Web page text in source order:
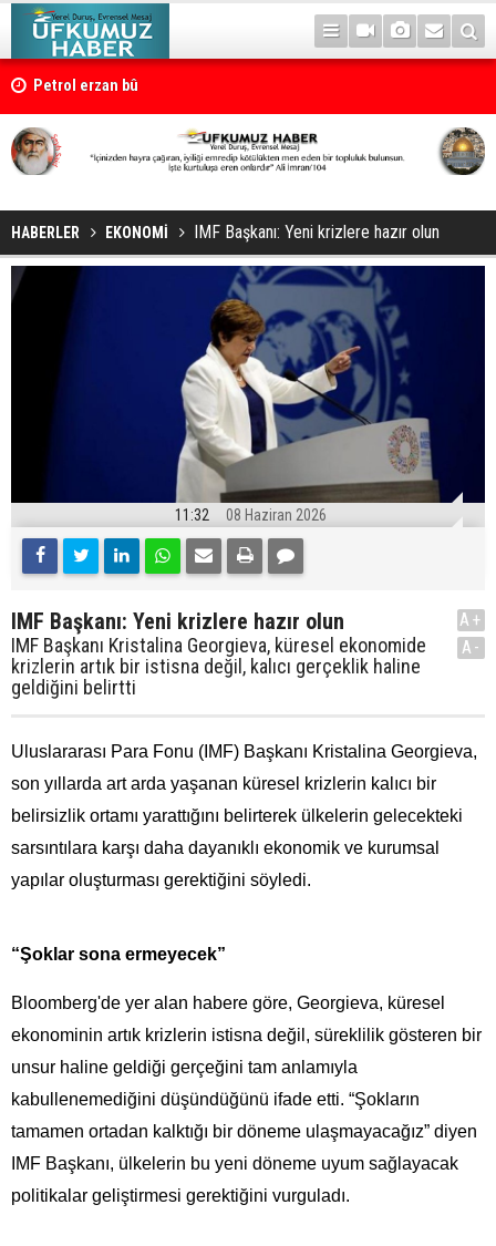
Petrol erzan bû
HABERLER EKONOMİ IMF Başkanı: Yeni krizlere hazır olun
11:32 08 Haziran 2026
IMF Başkanı: Yeni krizlere hazır olun
IMF Başkanı Kristalina Georgieva, küresel ekonomide
krizlerin artık bir istisna değil, kalıcı gerçeklik haline
geldiğini belirtti
A+
A-
Uluslararası Para Fonu (IMF) Başkanı Kristalina Georgieva,
son yıllarda art arda yaşanan küresel krizlerin kalıcı bir
belirsizlik ortamı yarattığını belirterek ülkelerin gelecekteki
sarsıntılara karşı daha dayanıklı ekonomik ve kurumsal
yapılar oluşturması gerektiğini söyledi.
“Şoklar sona ermeyecek”
Bloomberg'de yer alan habere göre, Georgieva, küresel
ekonominin artık krizlerin istisna değil, süreklilik gösteren bir
unsur haline geldiği gerçeğini tam anlamıyla
kabullenemediğini düşündüğünü ifade etti. “Şokların
tamamen ortadan kalktığı bir döneme ulaşmayacağız” diyen
IMF Başkanı, ülkelerin bu yeni döneme uyum sağlayacak
politikalar geliştirmesi gerektiğini vurguladı.